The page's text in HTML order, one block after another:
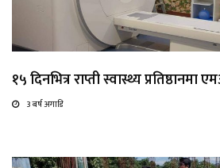
१५ दिनभित्र राप्ती स्वास्थ्य
3 बर्ष अगाडि